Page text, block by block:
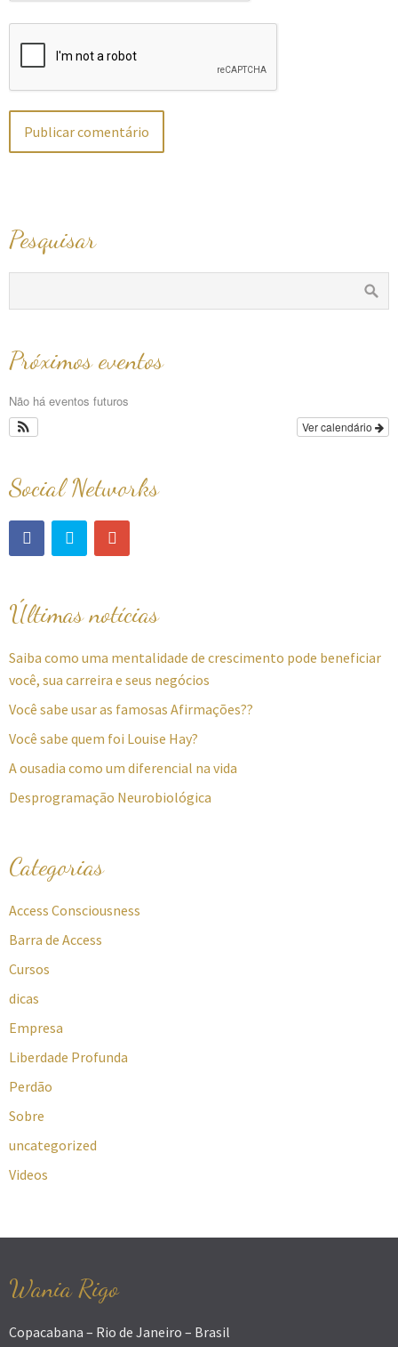
Pesquisar
Próximos eventos
Não há eventos futuros
Ver calendário
Social Networks
Últimas notícias
Saiba como uma mentalidade de crescimento pode beneficiar
você, sua carreira e seus negócios
Você sabe usar as famosas Afirmações??
Você sabe quem foi Louise Hay?
A ousadia como um diferencial na vida
Desprogramação Neurobiológica
Categorias
Access Consciousness
Barra de Access
Cursos
dicas
Empresa
Liberdade Profunda
Perdão
Sobre
uncategorized
Videos
Wania Rigo
Copacabana – Rio de Janeiro – Brasil